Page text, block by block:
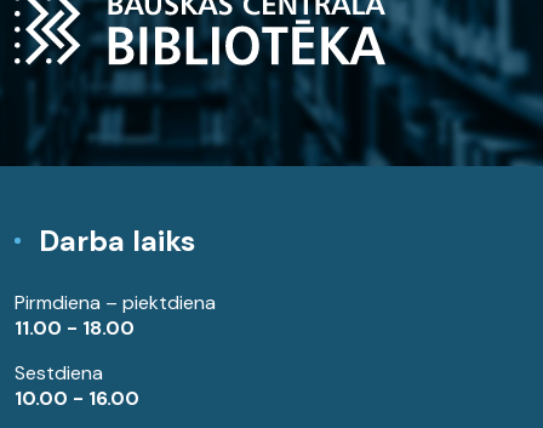
Darba laiks
Pirmdiena – piektdiena
11.00 - 18.00
Sestdiena
10.00 - 16.00